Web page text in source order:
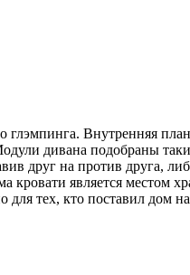
глэмпинга. Внутренняя
дивана подобраны
друг на против друга,
кровати является местом
для тех, кто поставил